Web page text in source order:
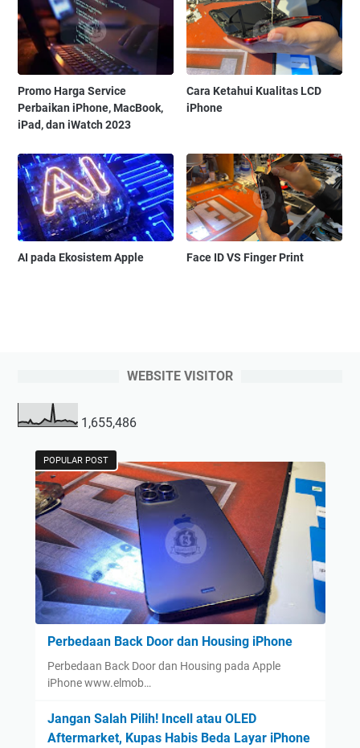
Promo Harga Service
Perbaikan iPhone, MacBook,
iPad, dan iWatch 2023
Cara Ketahui Kualitas LCD
iPhone
AI pada Ekosistem Apple Face ID VS Finger Print
WEBSITE VISITOR
1,655,486
POPULAR POST
Perbedaan Back Door dan Housing iPhone
Perbedaan Back Door dan Housing pada Apple
iPhone www.elmob…
Jangan Salah Pilih! Incell atau OLED
Aftermarket, Kupas Habis Beda Layar iPhone